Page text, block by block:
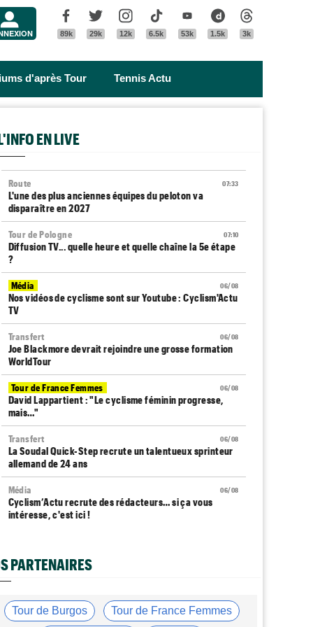
Facebook
89k
Twitter
29k
Instagram
12k
Tik Tok
6.5k
Youtube
53k
Dailymotion
1.5k 3k
d'après Tour Tennis Actu
EN LIVE
07:33
Route
L'une des plus anciennes équipes du peloton va
disparaître en 2027
07:10
Tour de Pologne
Diffusion TV... quelle heure et quelle chaîne la 5e étape
?
06/08
Média
Nos vidéos de cyclisme sont sur Youtube : Cyclism'Actu
TV
06/08
Transfert
Joe Blackmore devrait rejoindre une grosse formation
WorldTour
06/08
Tour de France Femmes
David Lappartient : "Le cyclisme féminin progresse,
mais…"
06/08
Transfert
La Soudal Quick-Step recrute un talentueux sprinteur
allemand de 24 ans
06/08
Média
Cyclism’Actu recrute des rédacteurs… si ça vous
intéresse, c'est ici !
infos
La startlist complète du Tour Femmes... déjà 16
abandons
PARTENAIRES
Tour de Burgos Tour de France Femmes